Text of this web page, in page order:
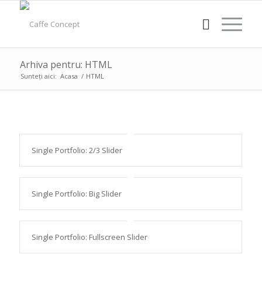
Arhiva pentru: HTML
Sunteți aici: Acasa / HTML
Single Portfolio: 2/3 Slider
Single Portfolio: Big Slider
Single Portfolio: Fullscreen Slider